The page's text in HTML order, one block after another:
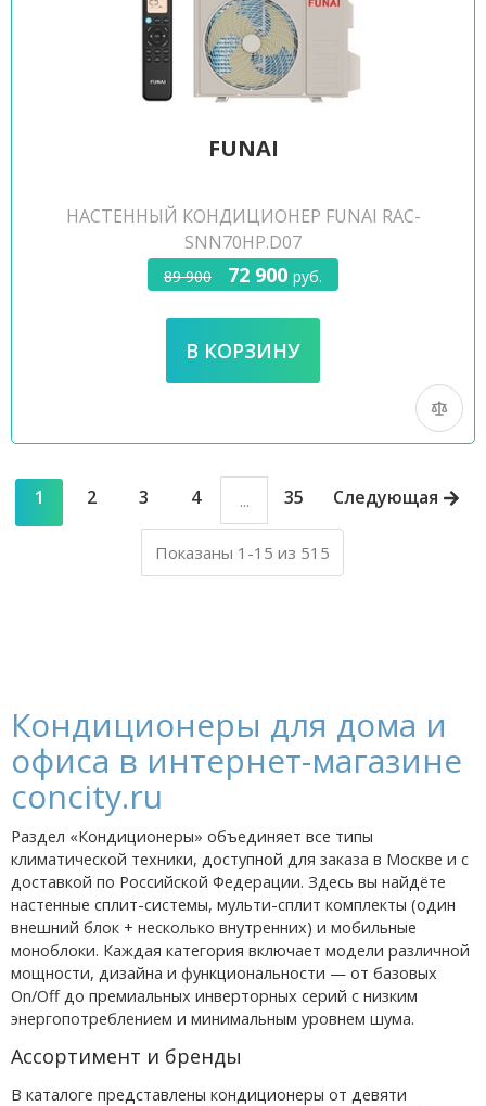
FUNAI
НАСТЕННЫЙ КОНДИЦИОНЕР FUNAI RAC-
SNN70HP.D07
89 900 72 900 руб.
1 2 3 4 ... 35 Следующая
Показаны 1-15 из 515
Кондиционеры для дома и
офиса в интернет-магазине
concity.ru
Раздел «Кондиционеры» объединяет все типы
климатической техники, доступной для заказа в Москве и с
доставкой по Российской Федерации. Здесь вы найдёте
настенные сплит-системы, мульти-сплит комплекты (один
внешний блок + несколько внутренних) и мобильные
моноблоки. Каждая категория включает модели различной
мощности, дизайна и функциональности — от базовых
On/Off до премиальных инверторных серий с низким
энергопотреблением и минимальным уровнем шума.
Ассортимент и бренды
В каталоге представлены кондиционеры от девяти